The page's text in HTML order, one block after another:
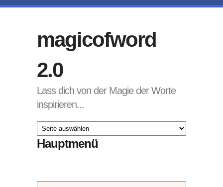
magicofword
2.0
Lass dich von der Magie der Worte
inspirieren...
Hauptmenü